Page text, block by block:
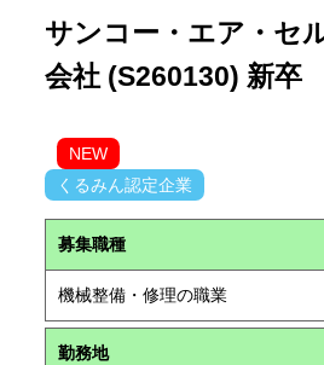
サンコー・エア・セ
会社 (S260130) 新卒
NEW
くるみん認定企業
募集職種
機械整備・修理の職業
勤務地